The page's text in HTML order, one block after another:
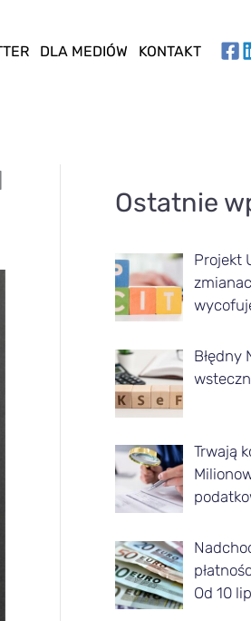
DLA MEDIÓW KONTAKT
Ostatnie
Projekt
Błędny
Trwają
Od 10
r
y
k
ł
y
d
n
e
g
o